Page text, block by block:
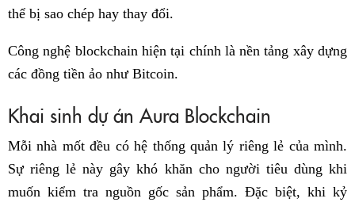
thể bị sao chép hay thay đổi.
Công nghệ blockchain hiện tại chính là nền tảng xây dựng
các đồng tiền ảo như Bitcoin.
Khai sinh dự án Aura Blockchain
Mỗi nhà mốt đều có hệ thống quản lý riêng lẻ của mình.
Sự riêng lẻ này gây khó khăn cho người tiêu dùng khi
muốn kiểm tra nguồn gốc sản phẩm. Đặc biệt, khi kỷ